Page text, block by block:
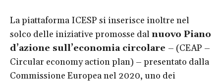
La piattaforma ICESP si inserisce inoltre nel
solco delle iniziative promosse dalnuovo Piano
d’azione sull’economia circolare – (CEAP –
Circular economy action plan) – presentato dalla
Commissione Europea nel 2020, uno dei